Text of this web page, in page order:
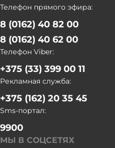
Телефон прямого эфира:
8 (0162) 40 82 00
8 (0162) 40 62 00
Телефон Viber:
+375 (33) 399 00 11
Рекламная служба:
+375 (162) 20 35 45
Sms-портал:
9900
МЫ В СОЦСЕТЯХ